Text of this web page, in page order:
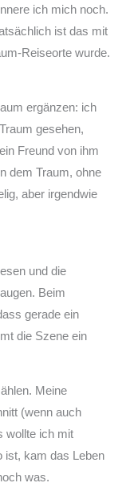
ich mich noch.
ist das mit
Reiseorte wurde.
ergänzen: ich
gesehen,
Freund von ihm
dem Traum, ohne
aber irgendwie
und die
Beim
gerade ein
die Szene ein
Meine
(wenn auch
wollte ich mit
ist, kam das Leben
was.